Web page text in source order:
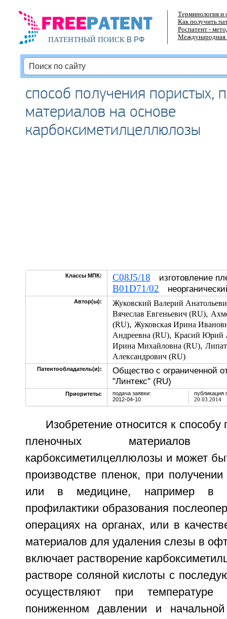
ПАТЕНТНЫЙ ПОИСКВ РФ
Терминология и
Как получить
Роспатент -
Международная
способ получения пористых,
материалов на основе
карбоксиметилцеллюлозы
Классы МПК: C08J5/18 изготовление
B01D71/02
Автор(ы):
Жуковский Валерий
Вячеслав Евгеньевич (RU),
(RU), Жуковская Ирина
Андреевна (RU), Красий Юрий
Ирина Михайловна (RU),
Александрович (RU)
Патентообладатель(и):
Общество с ограниченной
"Линтекс" (RU)
Приоритеты:
подача заявки:
2012-04-10
публикация
20.03.2014
Изобретение относится к
пленочных
карбоксиметилцеллюлозы и может
производстве пленок, при
или в медицине, например в
профилактики образования
операциях на органах, или в
материалов для удаления слезы в
включает растворение
растворе соляной кислоты с
осуществляют при
пониженном давлении и